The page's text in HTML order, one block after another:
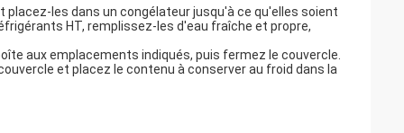
les dans un congélateur jusqu'à ce qu'elles soient
HT, remplissez-les d'eau fraîche et propre,
aux emplacements indiqués, puis fermez le couvercle.
et placez le contenu à conserver au froid dans la